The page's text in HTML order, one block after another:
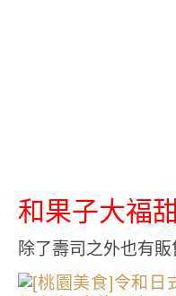
和果子大福
除了壽司之外也有